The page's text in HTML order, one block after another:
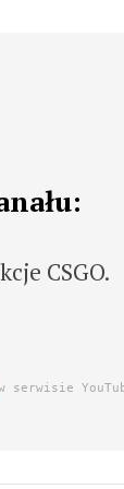
CSGO.
serwisie